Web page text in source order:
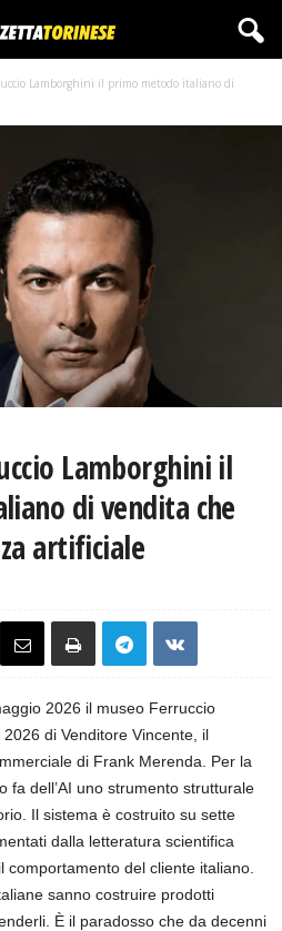
Lamborghini il primo metodo italiano di
Lamborghini il
di vendita che
artificiale
2026 il museo Ferruccio
di Venditore Vincente, il
di Frank Merenda. Per la
fa dell’AI uno strumento strutturale
Il sistema è costruito su sette
dalla letteratura scientifica
comportamento del cliente italiano.
sanno costruire prodotti
È il paradosso che da decenni